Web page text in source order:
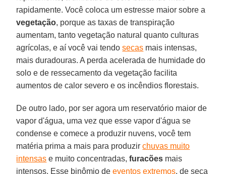
rapidamente. Você coloca um estresse maior sobre a
vegetação, porque as taxas de transpiração
aumentam, tanto vegetação natural quanto culturas
agrícolas, e aí você vai tendosecas mais intensas,
mais duradouras. A perda acelerada de humidade do
solo e de ressecamento da vegetação facilita
aumentos de calor severo e os incêndios florestais.
De outro lado, por ser agora um reservatório maior de
vapor d'água, uma vez que esse vapor d'água se
condense e comece a produzir nuvens, você tem
matéria prima a mais para produzirchuvas muito
intensas e muito concentradas,furacões mais
intensos. Esse binômio deeventos extremos, de seca